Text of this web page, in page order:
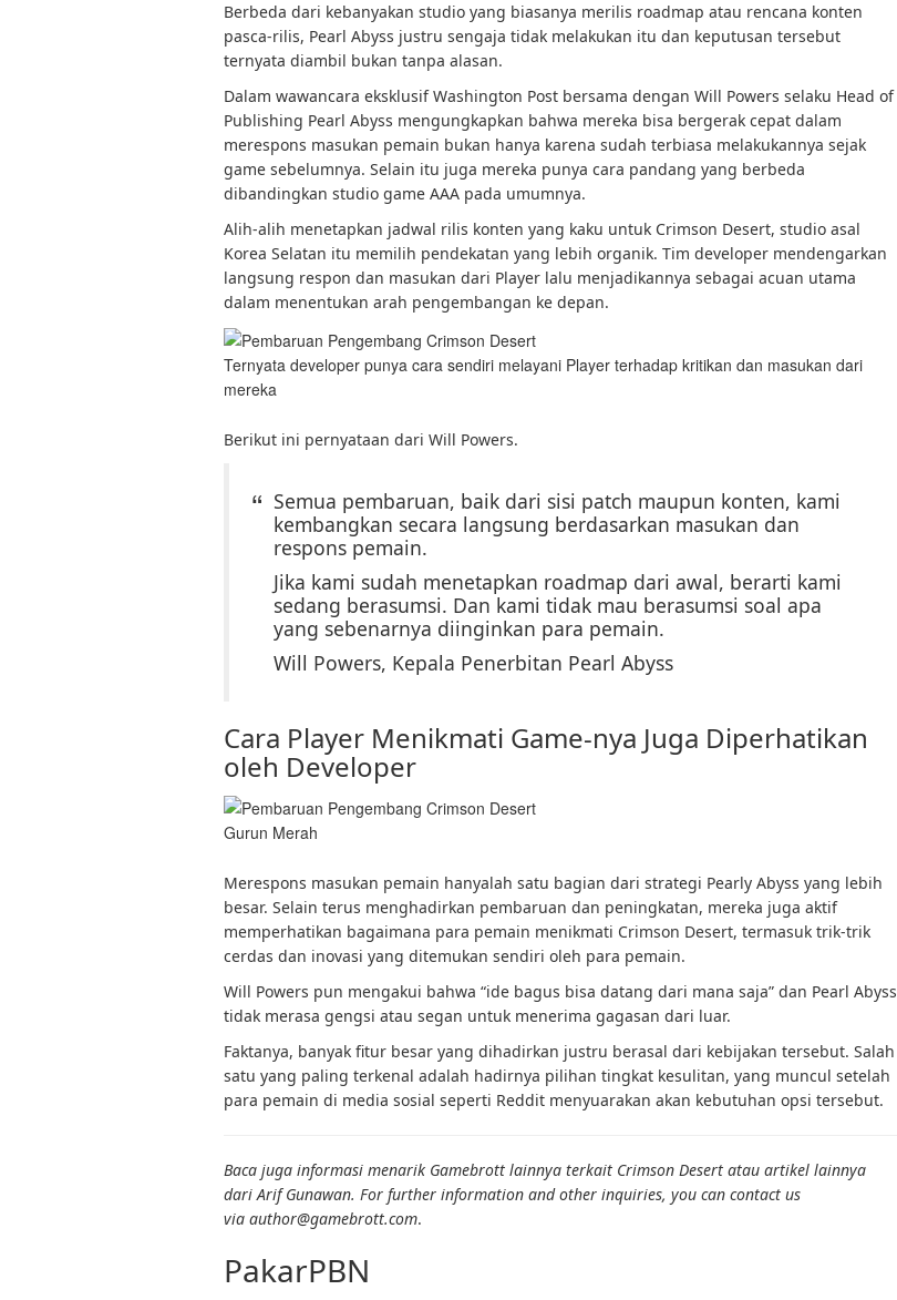
Berbeda dari kebanyakan studio yang biasanya merilis roadmap atau rencana konten
pasca-rilis, Pearl Abyss justru sengaja tidak melakukan itu dan keputusan tersebut
ternyata diambil bukan tanpa alasan.
Dalam wawancara eksklusif Washington Post bersama dengan Will Powers selaku Head of
Publishing Pearl Abyss mengungkapkan bahwa mereka bisa bergerak cepat dalam
merespons masukan pemain bukan hanya karena sudah terbiasa melakukannya sejak
game sebelumnya. Selain itu juga mereka punya cara pandang yang berbeda
dibandingkan studio game AAA pada umumnya.
Alih-alih menetapkan jadwal rilis konten yang kaku untuk Crimson Desert, studio asal
Korea Selatan itu memilih pendekatan yang lebih organik. Tim developer mendengarkan
langsung respon dan masukan dari Player lalu menjadikannya sebagai acuan utama
dalam menentukan arah pengembangan ke depan.
Ternyata developer punya cara sendiri melayani Player terhadap kritikan dan masukan dari
mereka
Berikut ini pernyataan dari Will Powers.
Semua pembaruan, baik dari sisi patch maupun konten, kami
kembangkan secara langsung berdasarkan masukan dan
respons pemain.
Jika kami sudah menetapkan roadmap dari awal, berarti kami
sedang berasumsi. Dan kami tidak mau berasumsi soal apa
yang sebenarnya diinginkan para pemain.
Will Powers, Kepala Penerbitan Pearl Abyss
Cara Player Menikmati Game-nya Juga Diperhatikan
oleh Developer
Gurun Merah
Merespons masukan pemain hanyalah satu bagian dari strategi Pearly Abyss yang lebih
besar. Selain terus menghadirkan pembaruan dan peningkatan, mereka juga aktif
memperhatikan bagaimana para pemain menikmati Crimson Desert, termasuk trik-trik
cerdas dan inovasi yang ditemukan sendiri oleh para pemain.
Will Powers pun mengakui bahwa “ide bagus bisa datang dari mana saja” dan Pearl Abyss
tidak merasa gengsi atau segan untuk menerima gagasan dari luar.
Faktanya, banyak fitur besar yang dihadirkan justru berasal dari kebijakan tersebut. Salah
satu yang paling terkenal adalah hadirnya pilihan tingkat kesulitan, yang muncul setelah
para pemain di media sosial seperti Reddit menyuarakan akan kebutuhan opsi tersebut.
Baca juga informasi menarik Gamebrott lainnya terkait Crimson Desert atau artikel lainnya
dari Arif Gunawan. For further information and other inquiries, you can contact us
via author@gamebrott.com.
PakarPBN